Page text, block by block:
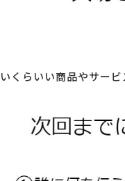
いくらいい商品やサー